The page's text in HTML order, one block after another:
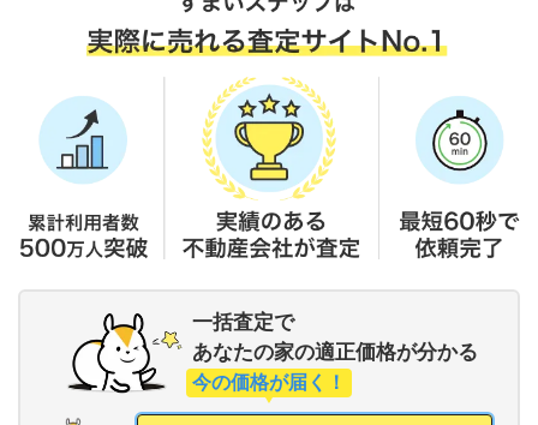
一括査定で
あなたの家の適正価格が分かる
今の価格が届く！